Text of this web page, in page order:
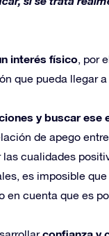
interés físico, por
que pueda llegar
y buscar ese
de apego
cualidades
es imposible
en cuenta que es
confianza y